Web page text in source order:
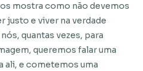
mostra como não devemos
justo e viver na verdade
quantas vezes, para
queremos falar uma
ali, e cometemos uma